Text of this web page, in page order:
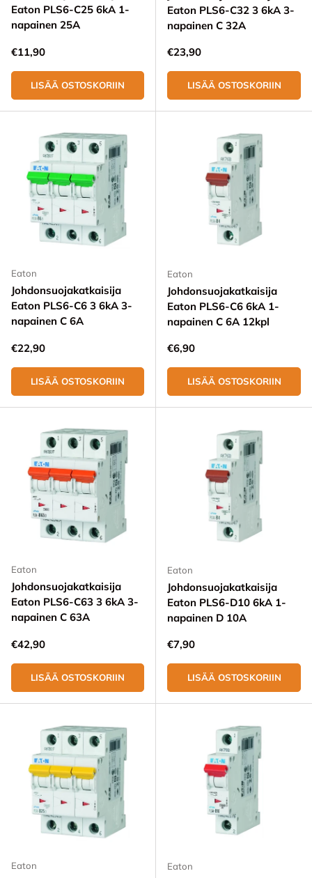
Eaton PLS6-C25 6kA 1-
napainen 25A
Normaali hinta
€11,90
LISÄÄ OSTOSKORIIN
Eaton PLS6-C32 3 6kA 3-
napainen C 32A
Normaali hinta
€23,90
LISÄÄ OSTOSKORIIN
Eaton
Johdonsuojakatkaisija
Eaton PLS6-C6 3 6kA 3-
napainen C 6A
Normaali hinta
€22,90
LISÄÄ OSTOSKORIIN
Eaton
Johdonsuojakatkaisija
Eaton PLS6-C6 6kA 1-
napainen C 6A 12kpl
Normaali hinta
€6,90
LISÄÄ OSTOSKORIIN
Eaton
Johdonsuojakatkaisija
Eaton PLS6-C63 3 6kA 3-
napainen C 63A
Normaali hinta
€42,90
LISÄÄ OSTOSKORIIN
Eaton
Johdonsuojakatkaisija
Eaton PLS6-D10 6kA 1-
napainen D 10A
Normaali hinta
€7,90
LISÄÄ OSTOSKORIIN
Eaton Eaton